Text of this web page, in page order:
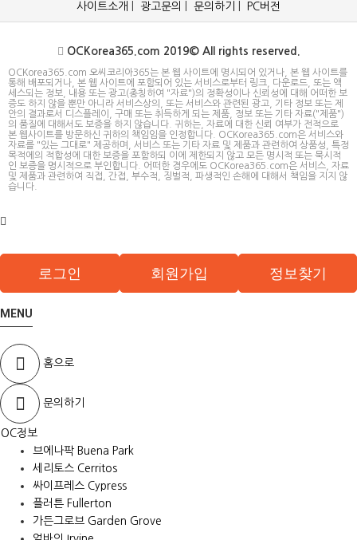
사이트소개 광고문의 문의하기 PC버전
OCKorea365.com 2019© All rights reserved.
OCKorea365.com 오씨코리아365는 본 웹 사이트에 명시되어 있거나, 본 웹 사이트를
통해 배포되거나, 본 웹 사이트에 포함되어 있는 서비스로부터 링크, 다운로드, 또는 액
세스되는 정보, 내용 또는 광고(총칭하여 "자료")의 정확성이나 신뢰성에 대해 어떠한 보
증도 하지 않을 뿐만 아니라 서비스상의, 또는 서비스와 관련된 광고, 기타 정보 또는 제
안의 결과로서 디스플레이, 구매 또는 취득하게 되는 제품, 정보 또는 기타 자료("제품")
의 품질에 대해서도 보증을 하지 않습니다. 귀하는, 자료에 대한 신뢰 여부가 전적으로
본 웹사이트를 방문하신 귀하의 책임임을 인정합니다. OCKorea365.com은 서비스와
자료를 "있는 그대로" 제공하며, 서비스 또는 기타 자료 및 제품과 관련하여 상품성, 특정
목적에의 적합성에 대한 보증을 포함하되 이에 제한되지 않고 모든 명시적 또는 묵시적
인 보증을 명시적으로 부인합니다. 어떠한 경우에도 OCKorea365.com은 서비스, 자료
및 제품과 관련하여 직접, 간접, 부수적, 징벌적, 파생적인 손해에 대해서 책임을 지지 않
습니다.
로그인 회원가입 정보찾기
MENU
홈으로
문의하기
OC정보
브에나팍 Buena Park
세리토스 Cerritos
싸이프레스 Cypress
플러튼 Fullerton
가든그로브 Garden Grove